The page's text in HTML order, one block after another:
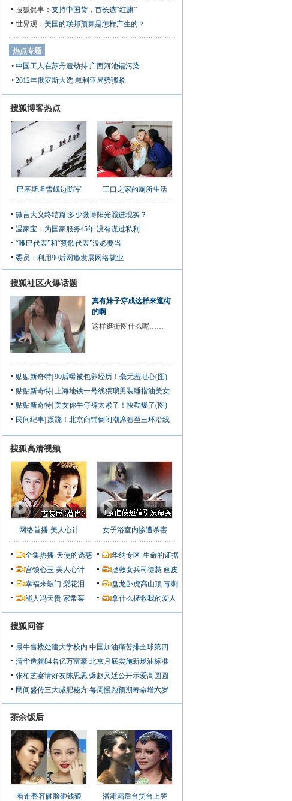
搜狐侃事： 支持中国货，首长选“红旗”
世界观： 美国的联邦预算是怎样产生的？
热点专题
• 中国工人在苏丹遭劫持 广西河池镉污染
• 2012年俄罗斯大选 叙利亚局势骤紧
搜狐博客热点
巴基斯坦雪线边防军 三口之家的厕所生活
微言大义终结篇:多少微博阳光照进现实？
温家宝：为国家服务45年 没有谋过私利
“哑巴代表”和“赞歌代表”没必要当
委员：利用90后网瘾发展网络就业
搜狐社区火爆话题
真有妹子穿成这样来逛街
的啊
这样逛街图什么呢……
贴贴新奇特 90后曝被包养经历！毫无羞耻心(图)
贴贴新奇特 上海地铁一号线猥琐男装睡揩油美女
贴贴新奇特 美女你牛仔裤太紧了！快勒爆了(图)
民间纪事 蹊跷！北京商铺倒闭潮席卷至三环沿线
搜狐高清视频
网络首播-美人心计 女子浴室内惨遭杀害
全集热播-天使的诱惑
华纳专区-生命的证据
宫锁心玉 美人心计 拯救女兵司徒慧 画皮
幸福来敲门 梨花泪 盘龙卧虎高山顶 毒刺
能人冯天贵 家常菜 拿什么拯救我的爱人
搜狐问答
最牛售楼处建大学校内 中国加油痛苦排全球第四
清华造就84名亿万富豪 北京月底实施新燃油标准
张柏芝宴请好友陈思思 爆赵又廷公开示爱高圆圆
民间盛传三大减肥秘方 每周慢跑预期寿命增六岁
茶余饭后
看谁整容砸脸砸钱狠 潘霜霜后台笑台上哭